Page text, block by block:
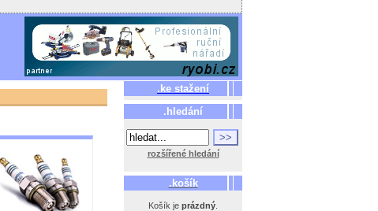
.ke stažení
.hledání
rozšířené hledání
.košík
Košík je prázdný